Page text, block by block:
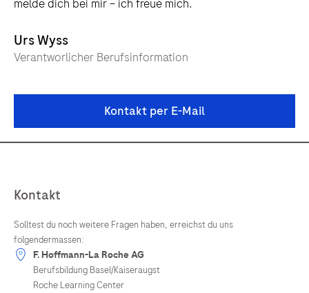
melde dich bei mir – ich freue mich.
Urs Wyss
Verantworlicher Berufsinformation
Kontakt per E-Mail
Kontakt
Solltest du noch weitere Fragen haben, erreichst du uns
folgendermassen:
F. Hoffmann-La Roche AG
Berufsbildung Basel/Kaiseraugst
Roche Learning Center